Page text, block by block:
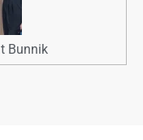
Bunnik